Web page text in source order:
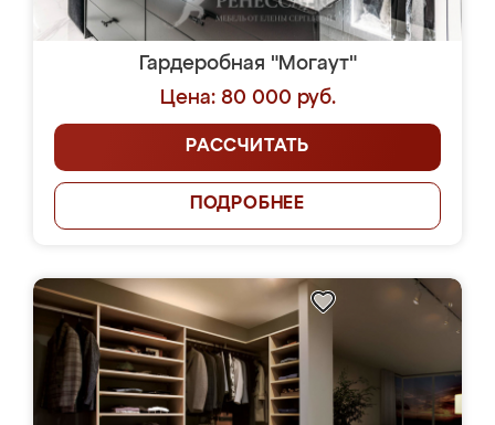
Гардеробная "Могаут"
Цена: 80 000 руб.
РАССЧИТАТЬ
ПОДРОБНЕЕ